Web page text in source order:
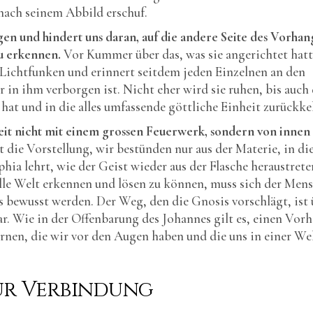
seinem Abbild erschuf.
und hindert uns daran, auf die andere Seite des
erkennen. Vor Kummer über das, was sie angerichtet
und erinnert seitdem jeden Einzelnen an den
ihm verborgen ist. Nicht eher wird sie ruhen, bis auch
und in die alles umfassende göttliche Einheit
nicht mit einem grossen Feuerwerk, sondern von innen
die Vorstellung, wir bestünden nur aus der Materie, in
lehrt, wie der Geist wieder aus der Flasche
Welt erkennen und lösen zu können, muss sich der
werden. Der Weg, den die Gnosis vorschlägt, ist
in der Offenbarung des Johannes gilt es, einen
die wir vor den Augen haben und die uns in einer
Verbindung